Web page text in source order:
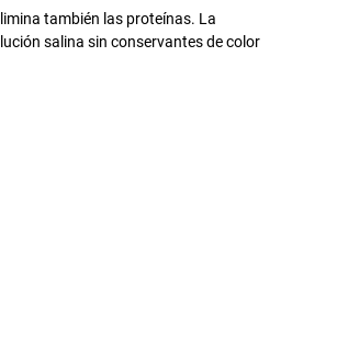
también las proteínas. La
salina sin conservantes de color